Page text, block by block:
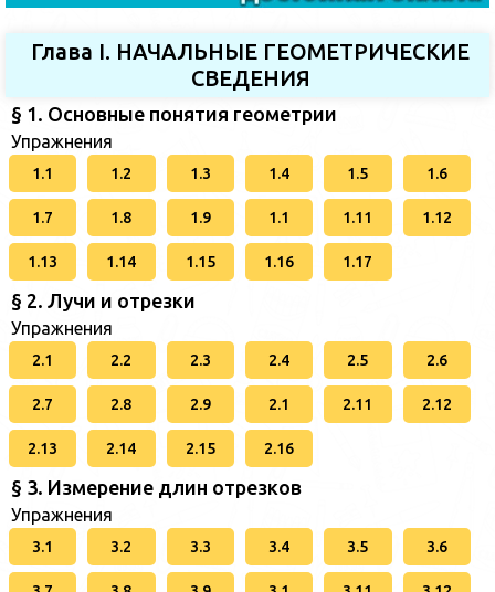
Глава I. НАЧАЛЬНЫЕ ГЕОМЕТРИЧЕСКИЕ
СВЕДЕНИЯ
§ 1. Основные понятия геометрии
Упражнения
1.1 1.2 1.3 1.4 1.5 1.6
1.7 1.8 1.9 1.1 1.11 1.12
1.13 1.14 1.15 1.16 1.17
§ 2. Лучи и отрезки
Упражнения
2.1 2.2 2.3 2.4 2.5 2.6
2.7 2.8 2.9 2.1 2.11 2.12
2.13 2.14 2.15 2.16
§ 3. Измерение длин отрезков
Упражнения
3.1 3.2 3.3 3.4 3.5 3.6